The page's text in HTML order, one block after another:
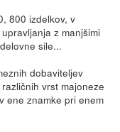
800 izdelkov, v
z manjšimi
sile...
dobaviteljev
vrst majoneze
ene znamke pri enem